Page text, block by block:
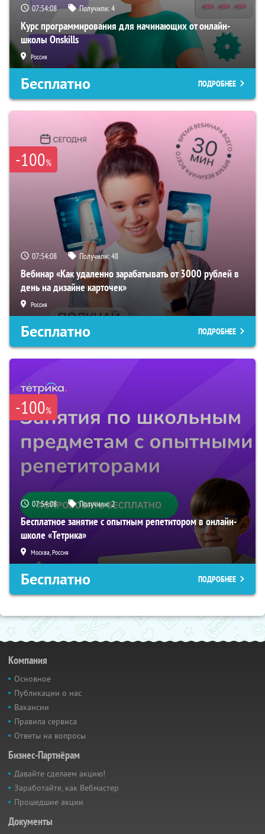
07:54:07 Получили:4
Курс программирования для начинающих от онлайн-
школы Onskills
Россия
Бесплатно ПОДРОБНЕЕ
-100%
07:54:07 Получили:48
Вебинар «Как удаленно зарабатывать от 3000 рублей в
день на дизайне карточек»
Россия
Бесплатно ПОДРОБНЕЕ
-100%
07:54:07 Получили:2
Бесплатное занятие с опытным репетитором в онлайн-
школе «Тетрика»
Москва, Россия
Бесплатно ПОДРОБНЕЕ
Компания
Основное
Публикации о нас
Вакансии
Правила сервиса
Ответы на вопросы
Бизнес-Партнёрам
Давайте сделаем акцию!
Заработайте, как Вебмастер
Прошедшие акции
Документы